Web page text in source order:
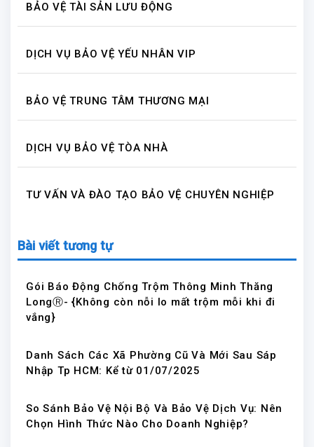
BẢO VỆ TÀI SẢN LƯU ĐỘNG
DỊCH VỤ BẢO VỆ YẾU NHÂN VIP
BẢO VỆ TRUNG TÂM THƯƠNG MẠI
DỊCH VỤ BẢO VỆ TÒA NHÀ
TƯ VẤN VÀ ĐÀO TẠO BẢO VỆ CHUYÊN NGHIỆP
Bài viết tương tự
Gói Báo Động Chống Trộm Thông Minh Thăng
LongⓇ- {Không còn nỗi lo mất trộm mỗi khi đi
vắng}
Danh Sách Các Xã Phường Cũ Và Mới Sau Sáp
Nhập Tp HCM: Kể từ 01/07/2025
So Sánh Bảo Vệ Nội Bộ Và Bảo Vệ Dịch Vụ: Nên
Chọn Hình Thức Nào Cho Doanh Nghiệp?